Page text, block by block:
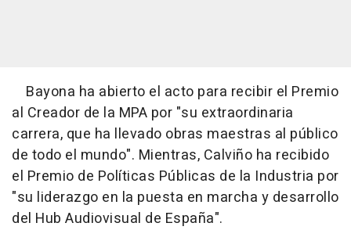
Bayona ha abierto el acto para recibir el Premio
al Creador de la MPA por "su extraordinaria
carrera, que ha llevado obras maestras al público
de todo el mundo". Mientras, Calviño ha recibido
el Premio de Políticas Públicas de la Industria por
"su liderazgo en la puesta en marcha y desarrollo
del Hub Audiovisual de España".